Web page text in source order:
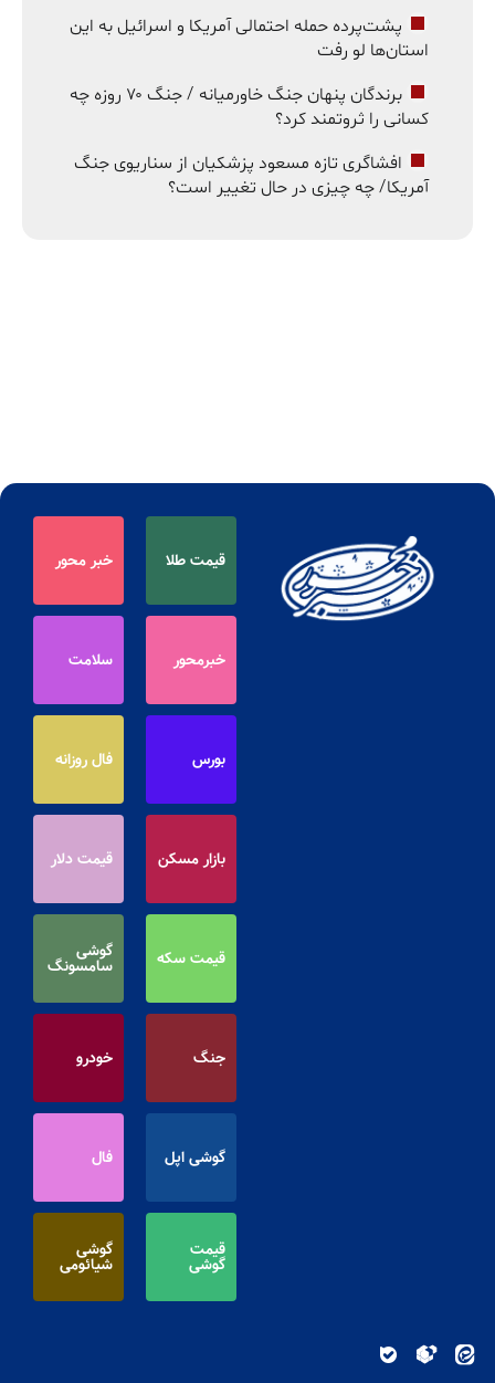
پشت‌پرده حمله احتمالی آمریکا و اسرائیل به این
استان‌ها لو رفت
برندگان پنهان جنگ خاورمیانه / جنگ ۷۰ روزه چه
کسانی را ثروتمند کرد؟
افشاگری تازه مسعود پزشکیان از سناریوی جنگ
آمریکا/ چه چیزی در حال تغییر است؟
قیمت طلا خبر محور
خبرمحور سلامت
بورس فال روزانه
بازار مسکن قیمت دلار
قیمت سکه گوشی
سامسونگ
جنگ خودرو
گوشی اپل فال
قیمت
گوشی
گوشی
شیائومی